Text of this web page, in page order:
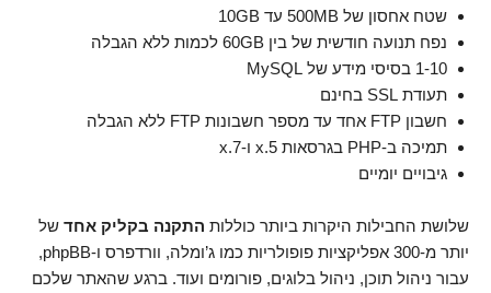
שטח אחסון של 500MB עד 10GB
נפח תנועה חודשית של בין 60GB לכמות ללא הגבלה
1-10 בסיסי מידע של MySQL
תעודת SSL בחינם
חשבון FTP אחד עד מספר חשבונות FTP ללא הגבלה
תמיכה ב-PHP בגרסאות 5.x ו-7.x
גיבויים יומיים
שלושת החבילות היקרות ביותר כוללות התקנה בקליק אחד של
יותר מ-300 אפליקציות פופולריות כמו ג’ומלה, וורדפרס ו-phpBB,
עבור ניהול תוכן, ניהול בלוגים, פורומים ועוד. ברגע שהאתר שלכם